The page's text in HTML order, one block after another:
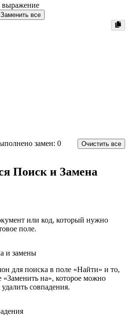
выражение
Заменить все
замен: 0 Очистить все
Поиск и Замена
или код, который нужно
поле.
и замены
для поиска в поле «Найти» и то,
«Заменить на», которое можно
совпадения.